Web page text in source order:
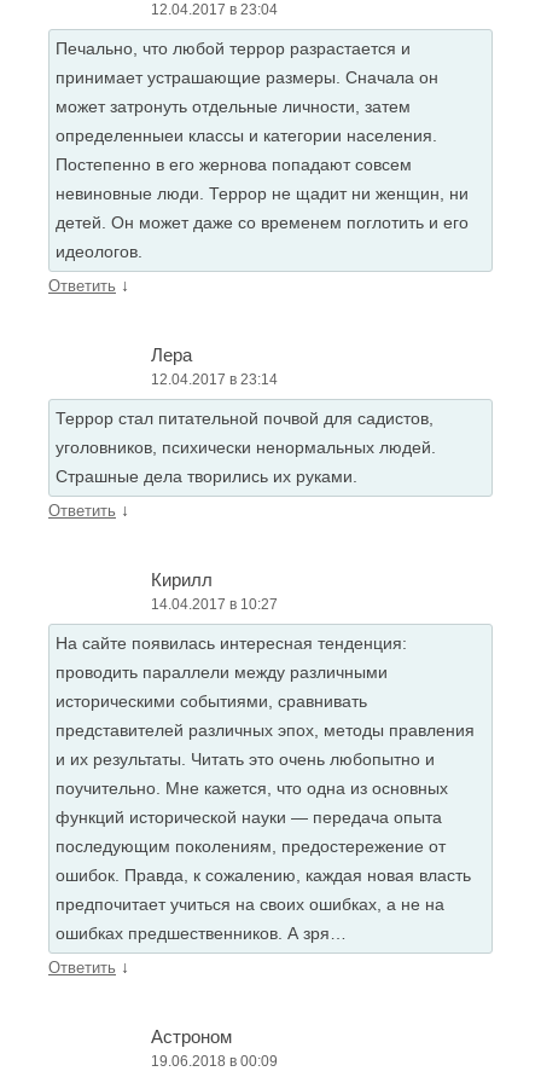
12.04.2017 в 23:04
Печально, что любой террор разрастается и
принимает устрашающие размеры. Сначала он
может затронуть отдельные личности, затем
определенныеи классы и категории населения.
Постепенно в его жернова попадают совсем
невиновные люди. Террор не щадит ни женщин, ни
детей. Он может даже со временем поглотить и его
идеологов.
Ответить ↓
Лера
12.04.2017 в 23:14
Террор стал питательной почвой для садистов,
уголовников, психически ненормальных людей.
Страшные дела творились их руками.
Ответить ↓
Кирилл
14.04.2017 в 10:27
На сайте появилась интересная тенденция:
проводить параллели между различными
историческими событиями, сравнивать
представителей различных эпох, методы правления
и их результаты. Читать это очень любопытно и
поучительно. Мне кажется, что одна из основных
функций исторической науки — передача опыта
последующим поколениям, предостережение от
ошибок. Правда, к сожалению, каждая новая власть
предпочитает учиться на своих ошибках, а не на
ошибках предшественников. А зря…
Ответить ↓
Астроном
19.06.2018 в 00:09